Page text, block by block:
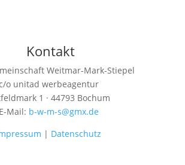
Kontakt
Weitmar-Mark-Stiepel
o unitad werbeagentur
1 · 44793 Bochum
E-Mail: b-w-m-s@gmx.de
| Datenschutz